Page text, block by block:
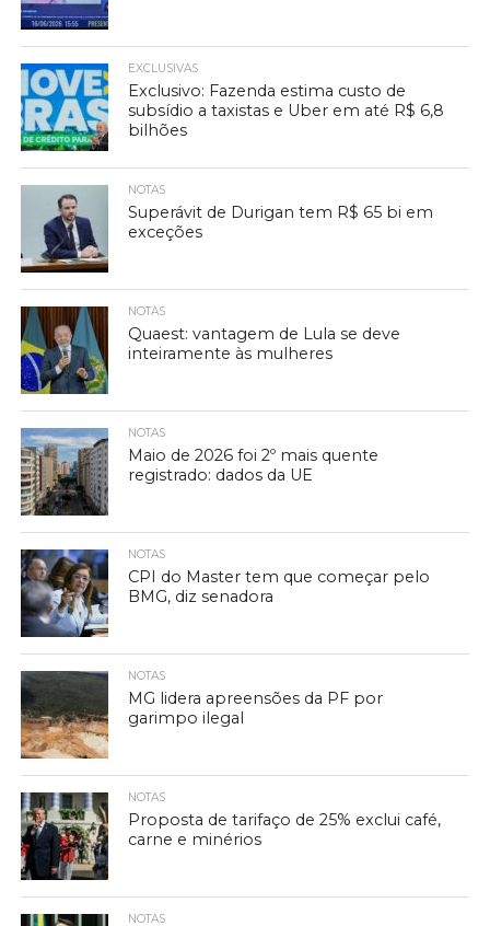
EXCLUSIVAS
Exclusivo: Fazenda estima custo de
subsídio a taxistas e Uber em até R$ 6,8
bilhões
NOTAS
Superávit de Durigan tem R$ 65 bi em
exceções
NOTAS
Quaest: vantagem de Lula se deve
inteiramente às mulheres
NOTAS
Maio de 2026 foi 2º mais quente
registrado: dados da UE
NOTAS
CPI do Master tem que começar pelo
BMG, diz senadora
NOTAS
MG lidera apreensões da PF por
garimpo ilegal
NOTAS
Proposta de tarifaço de 25% exclui café,
carne e minérios
NOTAS